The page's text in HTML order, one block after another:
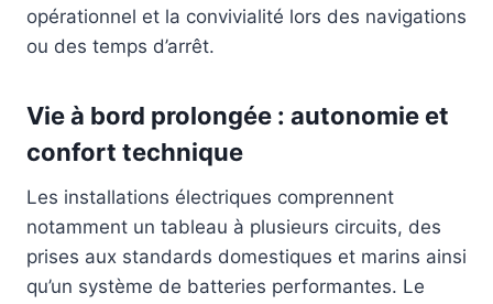
opérationnel et la convivialité lors des navigations
ou des temps d’arrêt.
Vie à bord prolongée : autonomie et
confort technique
Les installations électriques comprennent
notamment un tableau à plusieurs circuits, des
prises aux standards domestiques et marins ainsi
qu’un système de batteries performantes. Le